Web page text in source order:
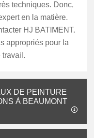
techniques. Donc,
en la matière.
HJ BATIMENT.
appropriés pour la
travail.
DE PEINTURE
À BEAUMONT